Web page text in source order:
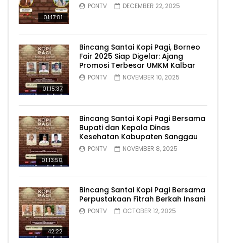
01:17:01
PONTV DECEMBER 22, 2025
01:15:37
Bincang Santai Kopi Pagi, Borneo
Fair 2025 Siap Digelar: Ajang
Promosi Terbesar UMKM Kalbar
PONTV NOVEMBER 10, 2025
01:13:50
Bincang Santai Kopi Pagi Bersama
Bupati dan Kepala Dinas
Kesehatan Kabupaten Sanggau
PONTV NOVEMBER 8, 2025
42:22
Bincang Santai Kopi Pagi Bersama
Perpustakaan Fitrah Berkah Insani
PONTV OCTOBER 12, 2025